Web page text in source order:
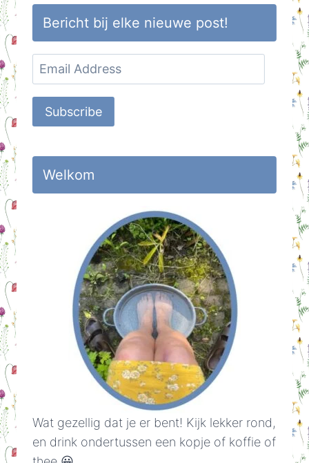
Bericht bij elke nieuwe post!
Email
Address
Subscribe
Welkom
Wat gezellig dat je er bent! Kijk lekker rond,
en drink ondertussen een kopje of koffie of